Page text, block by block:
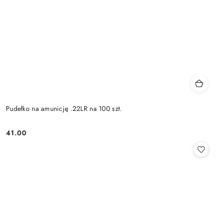
Pudełko na amunicję .22LR na 100 szt.
Cena:
41.00